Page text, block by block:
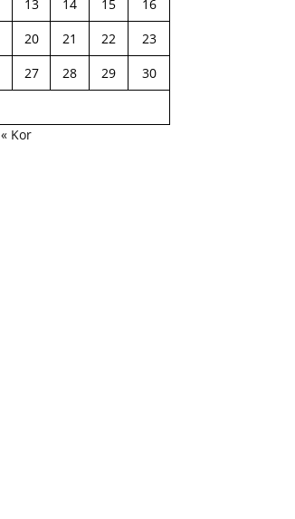
13 14 15
16
20 21 22
23
27 28 29
30
« Kor